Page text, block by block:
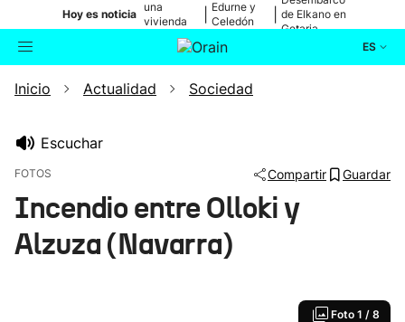
Hoy es noticia
una
vivienda
de Bilbao
Edurne y
Celedón
de Elkano en
Getaria
ES
Buscador Actualidad
Ikusmiran
Inicio Actualidad Sociedad
Escuchar
FOTOS Compartir Guardar
Incendio entre Olloki y
Alzuza (Navarra)
Foto 1 / 8